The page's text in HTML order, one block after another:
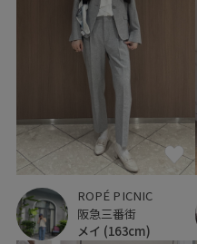
ROPÉ PICNIC
阪急三番街
メイ (163cm)